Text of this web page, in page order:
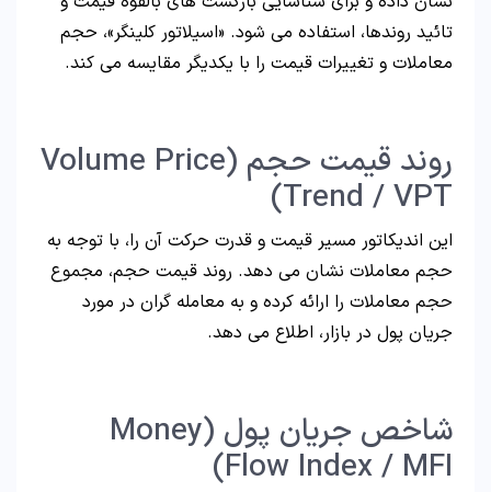
تائید روندها، استفاده می شود. «اسیلاتور کلینگر»، حجم
معاملات و تغییرات قیمت را با یکدیگر مقایسه می کند.
روند قیمت حجم (Volume Price
Trend / VPT)
این اندیکاتور مسیر قیمت و قدرت حرکت آن را، با توجه به
حجم معاملات نشان می دهد. روند قیمت حجم، مجموع
حجم معاملات را ارائه کرده و به معامله گران در مورد
جریان پول در بازار، اطلاع می دهد.
شاخص جریان پول (Money
Flow Index / MFI)